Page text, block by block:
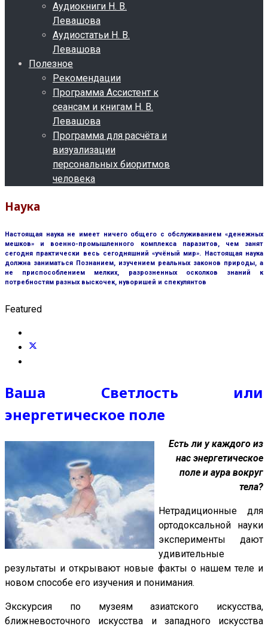
Аудиокниги Н. В.
Левашова
Аудиостатьи Н. В.
Левашова
Полезное
Рекомендации
Программа Ассистент к
сеансам и книгам Н. В.
Левашова
Программа для расчёта и
визуализации
персональных биоритмов
человека
Наука
Настоящая наука не имеет ничего общего с обслуживанием «денежных
мешков» и военно-промышленного комплекса паразитов, чем занят
сегодня практически весь сегодняшний «учёный мир». Настоящая наука
должна заниматься Познанием, изучением реальных законов природы, а
не приспособлением мелких, разрозненных осколков знаний к
потребностям разных выскочек, нуворишей и спекулянтов
Featured
Ваша Светлость или
энергетическое поле
Есть ли у каждого из
нас энергетическое
поле и аура вокруг
тела?
Нетрадиционные для
ортодоксальной науки
эксперименты дают
удивительные
результаты и открывают новые факты о нашем теле и
новом способе его изучения и понимания.
Экскурсия по музеям азиатского искусства,
ближневосточного искусства и западного искусства